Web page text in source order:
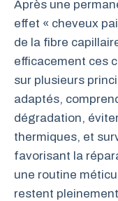
Après une
effet « cheveux
de la fibre
efficacement ces
sur plusieurs
adaptés,
dégradation,
thermiques, et
favorisant la
une routine
restent